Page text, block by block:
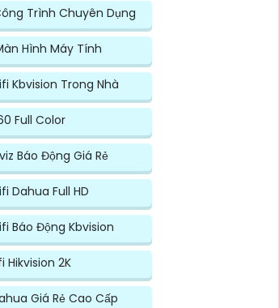
Trình Chuyên Dụng
Hình Máy Tính
Kbvision Trong Nhà
Full Color
Báo Động Giá Rẻ
Dahua Full HD
Báo Động Kbvision
Hikvision 2K
Giá Rẻ Cao Cấp